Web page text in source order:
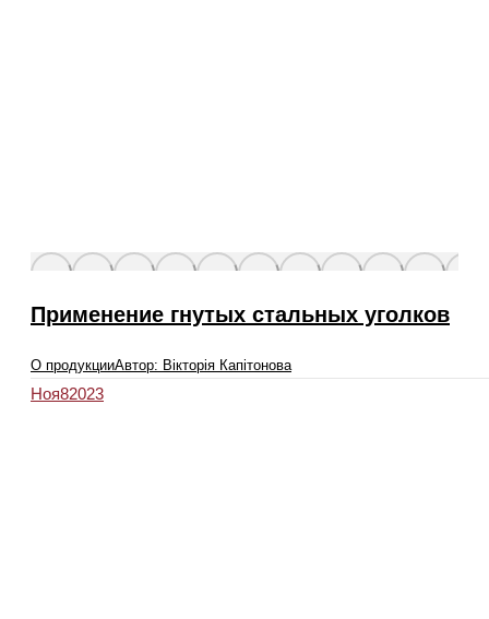
Применение гнутых стальных уголков
О продукцииАвтор: Вікторія Капітонова
Ноя82023